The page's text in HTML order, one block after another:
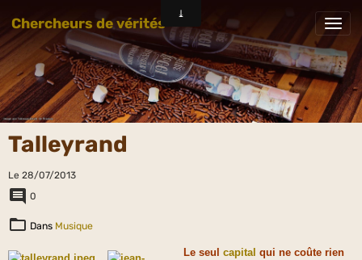
Chercheurs de vérités
Talleyrand
Le 28/07/2013
0
Dans Musique
Le seul capital qui ne coûte rien